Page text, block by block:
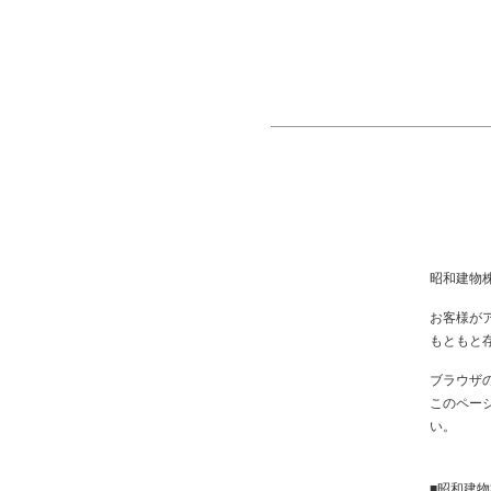
昭和建物
お客様が
もともと
ブラウザ
このペー
い。